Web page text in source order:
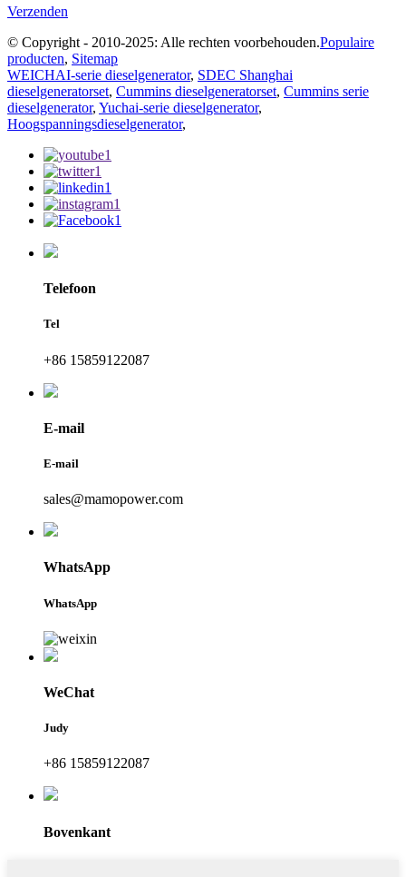
Verzenden
© Copyright - 2010-2025: Alle rechten voorbehouden.Populaire
producten, Sitemap
WEICHAI-serie dieselgenerator, SDEC Shanghai
dieselgeneratorset, Cummins dieselgeneratorset, Cummins serie
dieselgenerator, Yuchai-serie dieselgenerator,
Hoogspanningsdieselgenerator,
Telefoon
Tel
+86 15859122087
E-mail
E-mail
sales@mamopower.com
WhatsApp
WhatsApp
WeChat
Judy
+86 15859122087
Bovenkant